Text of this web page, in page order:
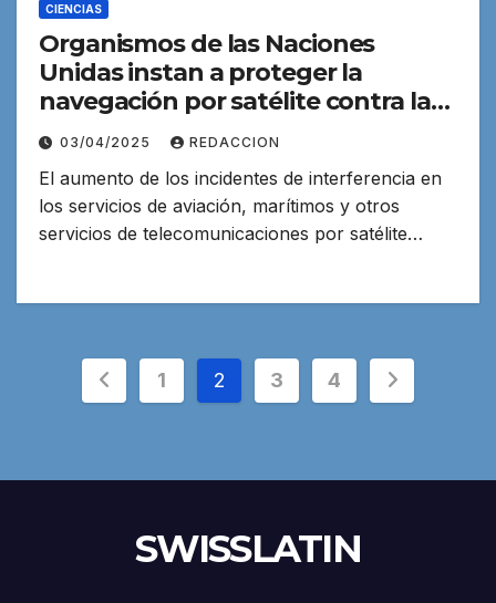
CIENCIAS
Organismos de las Naciones
Unidas instan a proteger la
navegación por satélite contra la
interferencia
03/04/2025 REDACCION
El aumento de los incidentes de interferencia en
los servicios de aviación, marítimos y otros
servicios de telecomunicaciones por satélite…
Paginación
entradas
1 2 3 4
SWISSLATIN